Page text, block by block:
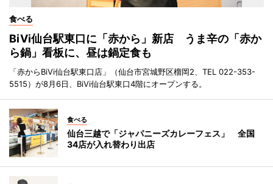
食べる
BiVi仙台駅東口に「赤から」新店 うま辛の「赤か
ら鍋」看板に、昼は鍋定食も
「赤からBiVi仙台駅東口店」（仙台市宮城野区榴岡2、TEL 022-353-
5515）が8月6日、BiVi仙台駅東口4階にオープンする。
食べる
仙台三越で「ジャパニーズカレーフェス」 全国
34店が入れ替わり出店